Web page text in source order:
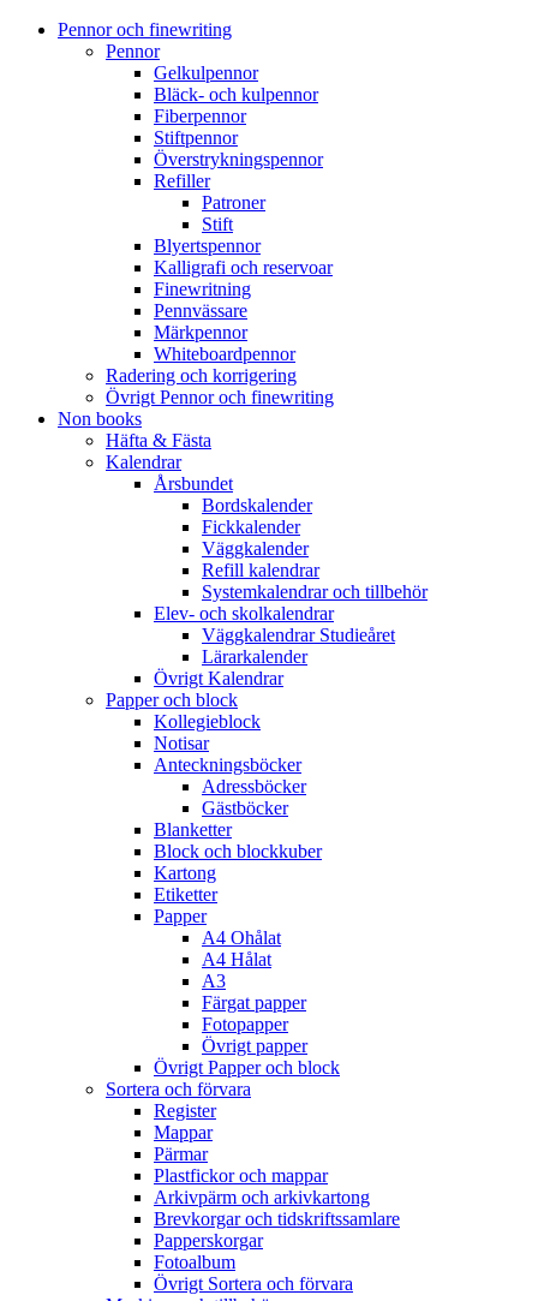
Pennor och finewriting
Pennor
Gelkulpennor
Bläck- och kulpennor
Fiberpennor
Stiftpennor
Överstrykningspennor
Refiller
Patroner
Stift
Blyertspennor
Kalligrafi och reservoar
Finewritning
Pennvässare
Märkpennor
Whiteboardpennor
Radering och korrigering
Övrigt Pennor och finewriting
Non books
Häfta & Fästa
Kalendrar
Årsbundet
Bordskalender
Fickkalender
Väggkalender
Refill kalendrar
Systemkalendrar och tillbehör
Elev- och skolkalendrar
Väggkalendrar Studieåret
Lärarkalender
Övrigt Kalendrar
Papper och block
Kollegieblock
Notisar
Anteckningsböcker
Adressböcker
Gästböcker
Blanketter
Block och blockkuber
Kartong
Etiketter
Papper
A4 Ohålat
A4 Hålat
A3
Färgat papper
Fotopapper
Övrigt papper
Övrigt Papper och block
Sortera och förvara
Register
Mappar
Pärmar
Plastfickor och mappar
Arkivpärm och arkivkartong
Brevkorgar och tidskriftssamlare
Papperskorgar
Fotoalbum
Övrigt Sortera och förvara